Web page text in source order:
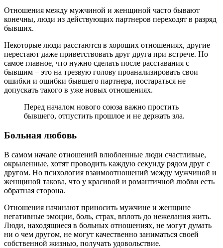
Отношения между мужчиной и женщиной часто бывают
конечны, люди из действующих партнеров переходят в разряд
бывших.
Некоторые люди расстаются в хороших отношениях, другие
перестают даже приветствовать друг друга при встрече. Но
самое главное, что нужно сделать после расставания с
бывшим – это на трезвую голову проанализировать свои
ошибки и ошибки бывшего партнера, постараться не
допускать такого в уже новых отношениях.
Перед началом нового союза важно простить
бывшего, отпустить прошлое и не держать зла.
Больная любовь
В самом начале отношений влюбленные люди счастливые,
окрыленные, хотят проводить каждую секунду рядом друг с
другом. Но психология взаимоотношений между мужчиной и
женщиной такова, что у красивой и романтичной любви есть
обратная сторона.
Отношения начинают приносить мужчине и женщине
негативные эмоции, боль, страх, вплоть до нежелания жить.
Люди, находящиеся в больных отношениях, не могут думать
ни о чем другом, не могут качественно заниматься своей
собственной жизнью, получать удовольствие.